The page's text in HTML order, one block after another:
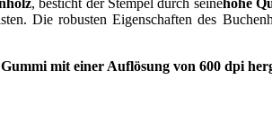
, besticht der Stempel durch seinehohe
Die robusten Eigenschaften des
mit einer Auflösung von 600 dpi